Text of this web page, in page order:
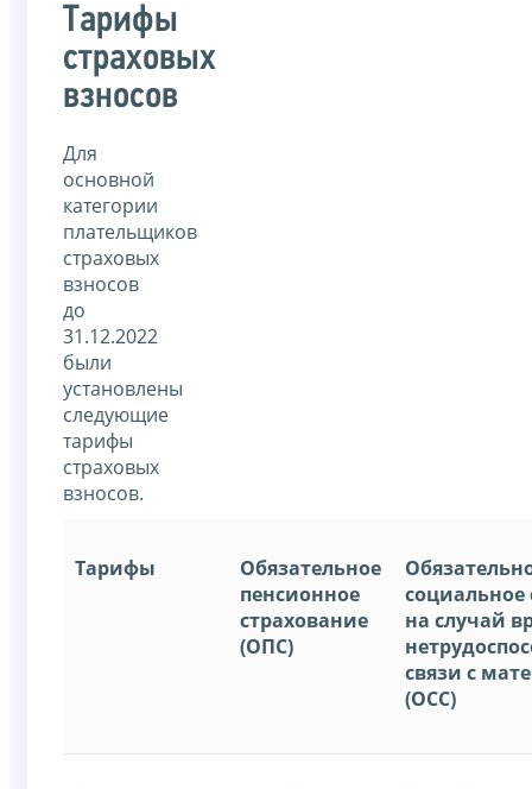
Тарифы
страховых
взносов
Для
основной
категории
плательщиков
страховых
взносов
до
31.12.2022
были
установлены
следующие
тарифы
страховых
взносов.
Тарифы
Обязательное
пенсионное
страхование
(ОПС)
социальное
на случай
связи с
(ОСС)